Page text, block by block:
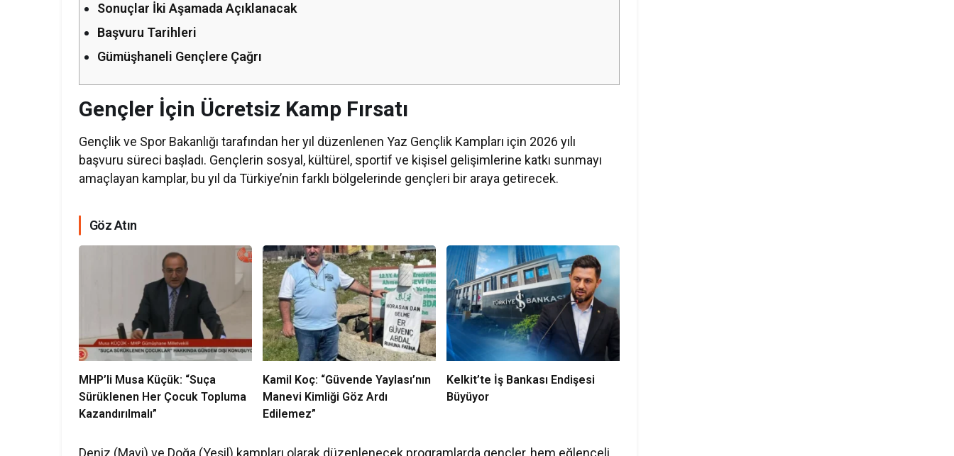
Sonuçlar İki Aşamada Açıklanacak
Başvuru Tarihleri
Gümüşhaneli Gençlere Çağrı
Gençler İçin Ücretsiz Kamp Fırsatı
Gençlik ve Spor Bakanlığı tarafından her yıl düzenlenen Yaz Gençlik Kampları için 2026 yılı
başvuru süreci başladı. Gençlerin sosyal, kültürel, sportif ve kişisel gelişimlerine katkı sunmayı
amaçlayan kamplar, bu yıl da Türkiye’nin farklı bölgelerinde gençleri bir araya getirecek.
Göz Atın
MHP’li Musa Küçük: “Suça
Sürüklenen Her Çocuk Topluma
Kazandırılmalı”
Kamil Koç: “Güvende Yaylası’nın
Manevi Kimliği Göz Ardı
Edilemez”
Kelkit’te İş Bankası Endişesi
Büyüyor
Deniz (Mavi) ve Doğa (Yeşil) kampları olarak düzenlenecek programlarda gençler, hem eğlenceli